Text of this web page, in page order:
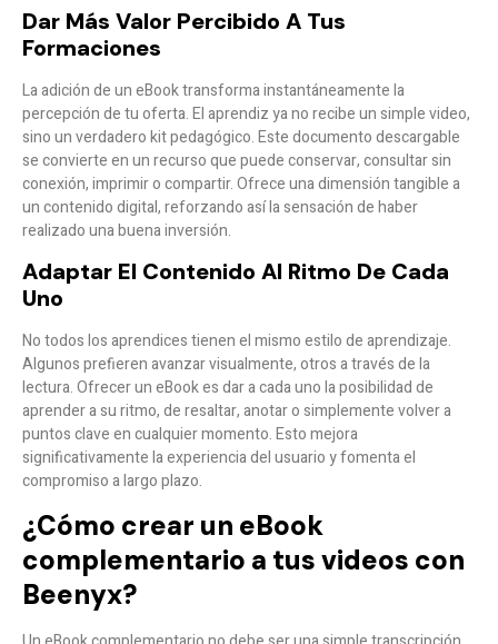
Dar Más Valor Percibido A Tus
Formaciones
La adición de un eBook transforma instantáneamente la
percepción de tu oferta. El aprendiz ya no recibe un simple video,
sino un verdadero kit pedagógico. Este documento descargable
se convierte en un recurso que puede conservar, consultar sin
conexión, imprimir o compartir. Ofrece una dimensión tangible a
un contenido digital, reforzando así la sensación de haber
realizado una buena inversión.
Adaptar El Contenido Al Ritmo De Cada
Uno
No todos los aprendices tienen el mismo estilo de aprendizaje.
Algunos prefieren avanzar visualmente, otros a través de la
lectura. Ofrecer un eBook es dar a cada uno la posibilidad de
aprender a su ritmo, de resaltar, anotar o simplemente volver a
puntos clave en cualquier momento. Esto mejora
significativamente la experiencia del usuario y fomenta el
compromiso a largo plazo.
¿Cómo crear un eBook
complementario a tus videos con
Beenyx?